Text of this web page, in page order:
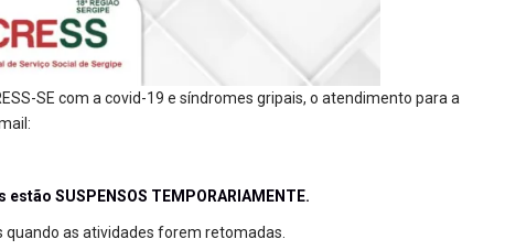
SE com a covid-19 e síndromes gripais, o atendimento para a
SUSPENSOS TEMPORARIAMENTE.
as atividades forem retomadas.